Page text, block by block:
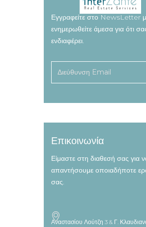
Εγγραφείτε στο NewsLetter
ενημερωθείτε άμεσα για ότι
ενδιαφέρει.
Επικοινωνία
Είμαστε στη διαθεσή σας για
απαντήσουμε οποιαδήποτε
σας.
Αναστασίου Λούτζη 3 & Γ.